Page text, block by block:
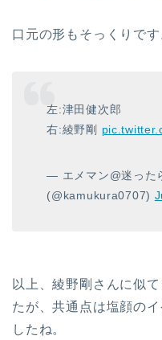
口元の形もそっくりです
左:津田健次郎
右:綾野剛
— エメマン@迷った
(@kamukura0707)
以上、綾野剛さんに似
たが、共通点は塩顔の
したね。